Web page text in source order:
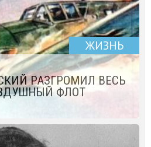
ЖИЗНЬ
РАЗГРОМИЛ ВЕСЬ
ФЛОТ